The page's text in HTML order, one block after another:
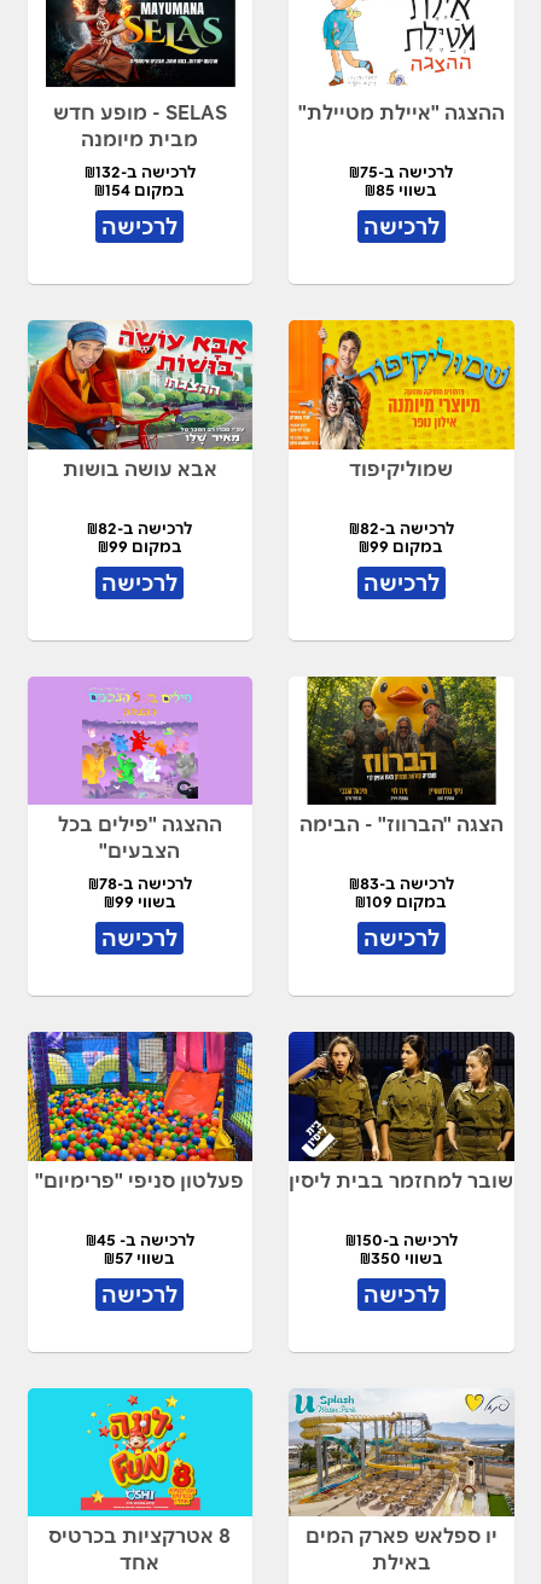
ההצגה "איילת מטיילת"
לרכישה ב-₪75
בשווי ₪85
לרכישה
SELAS - מופע חדש
מבית מיומנה
לרכישה ב-₪132
במקום ₪154
לרכישה
שמוליקיפוד
לרכישה ב-₪82
במקום ₪99
לרכישה
אבא עושה בושות
לרכישה ב-₪82
במקום ₪99
לרכישה
הצגה "הברווז" - הבימה
לרכישה ב-₪83
במקום ₪109
לרכישה
ההצגה "פילים בכל
הצבעים"
לרכישה ב-₪78
בשווי ₪99
לרכישה
שובר למחזמר בבית ליסין
לרכישה ב-₪150
בשווי ₪350
לרכישה
פעלטון סניפי "פרימיום"
לרכישה ב- ₪45
בשווי ₪57
לרכישה
יו ספלאש פארק המים
באילת
8 אטרקציות בכרטיס
אחד